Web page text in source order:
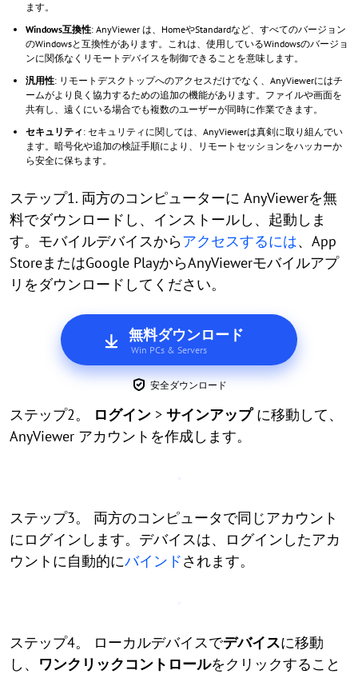
ます。
Windows互換性: AnyViewer は、HomeやStandardなど、すべてのバージョン
のWindowsと互換性があります。これは、使用しているWindowsのバージョ
ンに関係なくリモートデバイスを制御できることを意味します。
汎用性: リモートデスクトップへのアクセスだけでなく、AnyViewerにはチ
ームがより良く協力するための追加の機能があります。ファイルや画面を
共有し、遠くにいる場合でも複数のユーザーが同時に作業できます。
セキュリティ : セキュリティに関しては、AnyViewerは真剣に取り組んでい
ます。暗号化や追加の検証手順により、リモートセッションをハッカーか
ら安全に保ちます。
ステップ1. 両方のコンピューターに AnyViewerを無
料でダウンロードし、インストールし、起動しま
す。モバイルデバイスからアクセスするには、App
StoreまたはGoogle PlayからAnyViewerモバイルアプ
リをダウンロードしてください。
無料ダウンロード
Win PCs & Servers
安全ダウンロード
ステップ2。 ログイン > サインアップに移動して、
AnyViewer アカウントを作成します。
ステップ3。 両方のコンピュータで同じアカウント
にログインします。デバイスは、ログインしたアカ
ウントに自動的にバインドされます。
ステップ4。 ローカルデバイスでデバイスに移動
し、 ワンクリックコントロールをクリックすること